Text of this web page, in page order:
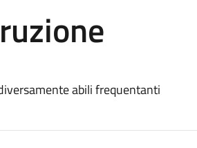
abili frequentanti